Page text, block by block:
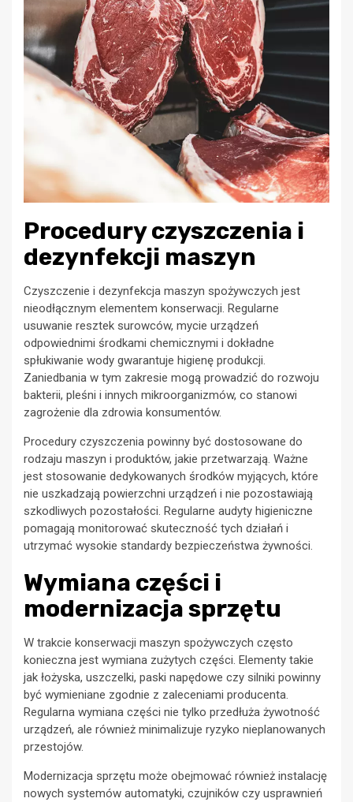
Procedury czyszczenia i
dezynfekcji maszyn
Czyszczenie i dezynfekcja maszyn spożywczych jest
nieodłącznym elementem konserwacji. Regularne
usuwanie resztek surowców, mycie urządzeń
odpowiednimi środkami chemicznymi i dokładne
spłukiwanie wody gwarantuje higienę produkcji.
Zaniedbania w tym zakresie mogą prowadzić do rozwoju
bakterii, pleśni i innych mikroorganizmów, co stanowi
zagrożenie dla zdrowia konsumentów.
Procedury czyszczenia powinny być dostosowane do
rodzaju maszyn i produktów, jakie przetwarzają. Ważne
jest stosowanie dedykowanych środków myjących, które
nie uszkadzają powierzchni urządzeń i nie pozostawiają
szkodliwych pozostałości. Regularne audyty higieniczne
pomagają monitorować skuteczność tych działań i
utrzymać wysokie standardy bezpieczeństwa żywności.
Wymiana części i
modernizacja sprzętu
W trakcie konserwacji maszyn spożywczych często
konieczna jest wymiana zużytych części. Elementy takie
jak łożyska, uszczelki, paski napędowe czy silniki powinny
być wymieniane zgodnie z zaleceniami producenta.
Regularna wymiana części nie tylko przedłuża żywotność
urządzeń, ale również minimalizuje ryzyko nieplanowanych
przestojów.
Modernizacja sprzętu może obejmować również instalację
nowych systemów automatyki, czujników czy usprawnień